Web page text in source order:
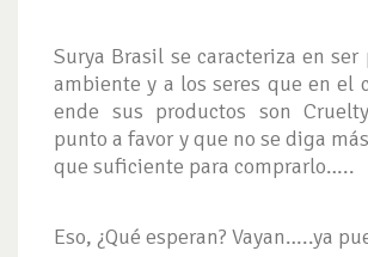
Surya Brasil se caracteriza en
ambiente y a los seres que en el
ende sus productos son
punto a favor y que no se diga
que suficiente para comprarlo…..
Eso, ¿Qué esperan? Vayan…..ya